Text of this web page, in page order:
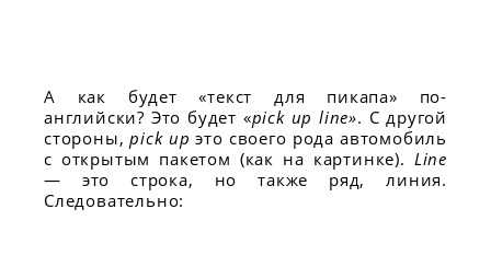
А как будет «текст для пикапа» по-
английски? Это будет «pick up line». С другой
стороны,pick upэто своего рода автомобиль
с открытым пакетом (как на картинке). Line
— это строка, но также ряд, линия.
Следовательно: